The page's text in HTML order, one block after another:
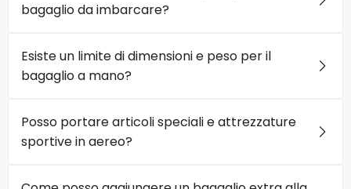
bagaglio da imbarcare?
Esiste un limite di dimensioni e peso per il
bagaglio a mano?
Posso portare articoli speciali e attrezzature
sportive in aereo?